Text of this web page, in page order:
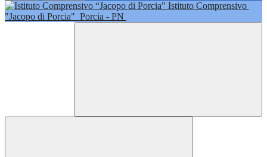
Istituto Comprensivo
"Jacopo di Porcia" Porcia - PN